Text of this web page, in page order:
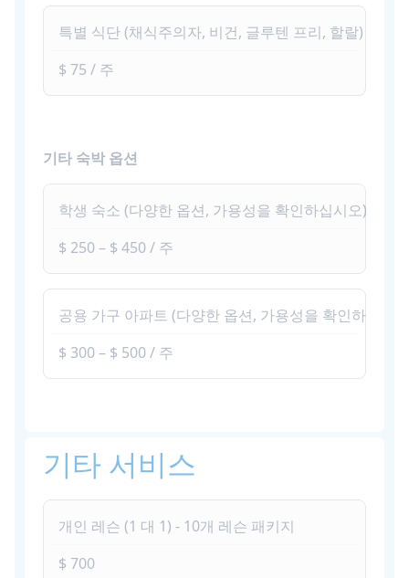
특별 식단 (채식주의자, 비건, 글루텐 프리, 할랄)
$ 75 / 주
기타 숙박 옵션
학생 숙소 (다양한 옵션, 가용성을 확인하십시오)
$ 250 – $ 450 / 주
공용 가구 아파트 (다양한 옵션, 가용성을 확인하십시
$ 300 – $ 500 / 주
기타 서비스
개인 레슨 (1 대 1) - 10개 레슨 패키지
$ 700